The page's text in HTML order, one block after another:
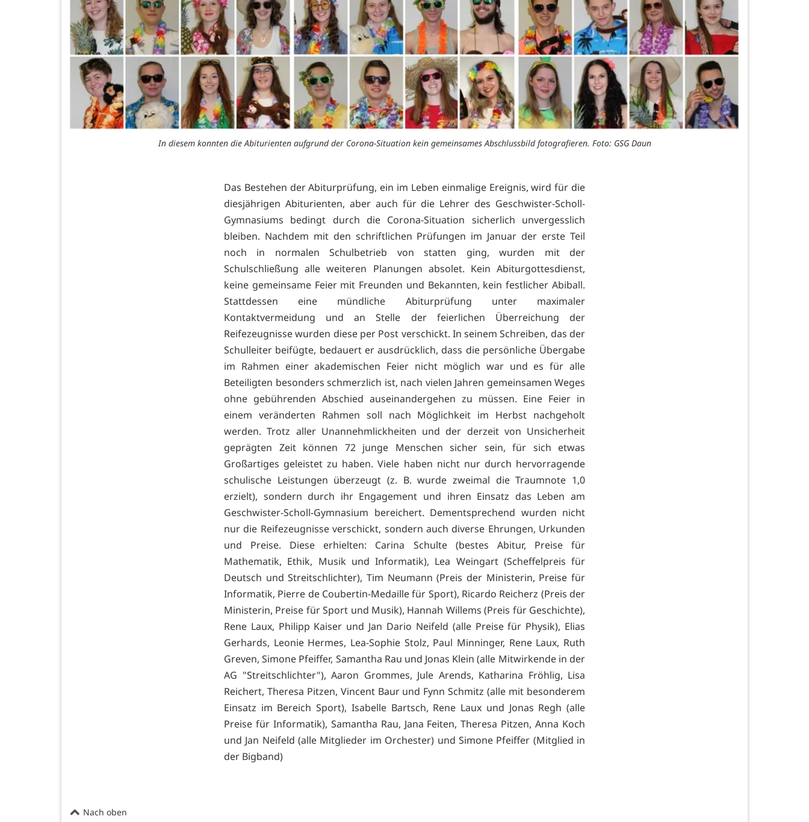
In diesem konnten die Abiturienten aufgrund der Corona-Situation kein gemeinsames Abschlussbild fotografieren. Foto: GSG Daun
Das Bestehen der Abiturprüfung, ein im Leben einmalige Ereignis, wird für die
diesjährigen Abiturienten, aber auch für die Lehrer des Geschwister-Scholl-
Gymnasiums bedingt durch die Corona-Situation sicherlich unvergesslich
bleiben. Nachdem mit den schriftlichen Prüfungen im Januar der erste Teil
noch in normalen Schulbetrieb von statten ging, wurden mit der
Schulschließung alle weiteren Planungen absolet. Kein Abiturgottesdienst,
keine gemeinsame Feier mit Freunden und Bekannten, kein festlicher Abiball.
Stattdessen eine mündliche Abiturprüfung unter maximaler
Kontaktvermeidung und an Stelle der feierlichen Überreichung der
Reifezeugnisse wurden diese per Post verschickt. In seinem Schreiben, das der
Schulleiter beifügte, bedauert er ausdrücklich, dass die persönliche Übergabe
im Rahmen einer akademischen Feier nicht möglich war und es für alle
Beteiligten besonders schmerzlich ist, nach vielen Jahren gemeinsamen Weges
ohne gebührenden Abschied auseinandergehen zu müssen. Eine Feier in
einem veränderten Rahmen soll nach Möglichkeit im Herbst nachgeholt
werden. Trotz aller Unannehmlickheiten und der derzeit von Unsicherheit
geprägten Zeit können 72 junge Menschen sicher sein, für sich etwas
Großartiges geleistet zu haben. Viele haben nicht nur durch hervorragende
schulische Leistungen überzeugt (z. B. wurde zweimal die Traumnote 1,0
erzielt), sondern durch ihr Engagement und ihren Einsatz das Leben am
Geschwister-Scholl-Gymnasium bereichert. Dementsprechend wurden nicht
nur die Reifezeugnisse verschickt, sondern auch diverse Ehrungen, Urkunden
und Preise. Diese erhielten: Carina Schulte (bestes Abitur, Preise für
Mathematik, Ethik, Musik und Informatik), Lea Weingart (Scheffelpreis für
Deutsch und Streitschlichter), Tim Neumann (Preis der Ministerin, Preise für
Informatik, Pierre de Coubertin-Medaille für Sport), Ricardo Reicherz (Preis der
Ministerin, Preise für Sport und Musik), Hannah Willems (Preis für Geschichte),
Rene Laux, Philipp Kaiser und Jan Dario Neifeld (alle Preise für Physik), Elias
Gerhards, Leonie Hermes, Lea-Sophie Stolz, Paul Minninger, Rene Laux, Ruth
Greven, Simone Pfeiffer, Samantha Rau und Jonas Klein (alle Mitwirkende in der
AG "Streitschlichter"), Aaron Grommes, Jule Arends, Katharina Fröhlig, Lisa
Reichert, Theresa Pitzen, Vincent Baur und Fynn Schmitz (alle mit besonderem
Einsatz im Bereich Sport), Isabelle Bartsch, Rene Laux und Jonas Regh (alle
Preise für Informatik), Samantha Rau, Jana Feiten, Theresa Pitzen, Anna Koch
und Jan Neifeld (alle Mitglieder im Orchester) und Simone Pfeiffer (Mitglied in
der Bigband)
Nach oben